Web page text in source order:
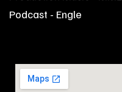
Podcast - Engle